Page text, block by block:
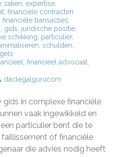
zaken expertise
financiële contracten
financiële transacties
gids juridische positie
schikking particulier,
schulden
financieel advocaat
daclegalgurucom
gids in complexe financiële
vaak ingewikkeld en
particulier bent die te
of financiële
die advies nodig heeft